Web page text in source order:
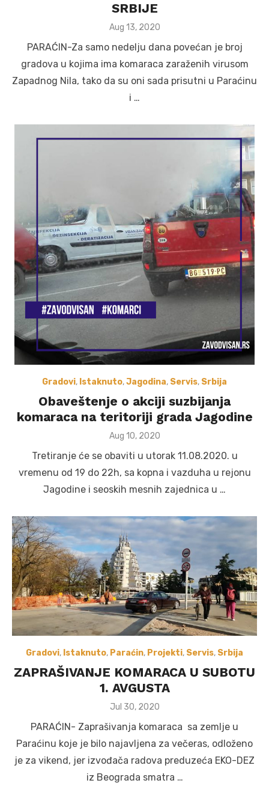
SRBIJE
Posted
Aug 13, 2020
PARAĆIN-Za samo nedelju dana povećan je broj
gradova u kojima ima komaraca zaraženih virusom
Zapadnog Nila, tako da su oni sada prisutni u Paraćinu
i …
Gradovi, Istaknuto,Jagodina, Servis, Srbija
Obaveštenje o akciji suzbijanja
komaraca na teritoriji grada Jagodine
Posted
Aug 10, 2020
Tretiranje će se obaviti u utorak 11.08.2020. u
vremenu od 19 do 22h, sa kopna i vazduha u rejonu
Jagodine i seoskih mesnih zajednica u …
Gradovi, Istaknuto, Paraćin, Projekti, Servis, Srbija
ZAPRAŠIVANJE KOMARACA U SUBOTU
1. AVGUSTA
Posted
Jul 30, 2020
PARAĆIN- Zaprašivanja komaraca sa zemlje u
Paraćinu koje je bilo najavljena za večeras, odloženo
je za vikend, jer izvođača radova preduzeća EKO-DEZ
iz Beograda smatra …